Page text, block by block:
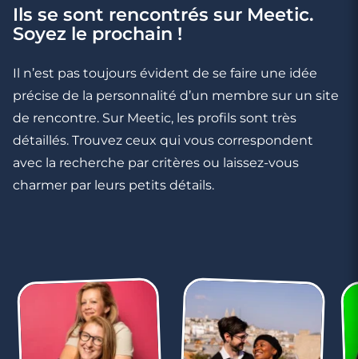
2 minutes
3 minutes
Ils se sont rencontrés sur Meetic.
Soyez le prochain !
Il n’est pas toujours évident de se faire une idée
précise de la personnalité d’un membre sur un site
de rencontre. Sur Meetic, les profils sont très
détaillés. Trouvez ceux qui vous correspondent
avec la recherche par critères ou laissez-vous
charmer par leurs petits détails.